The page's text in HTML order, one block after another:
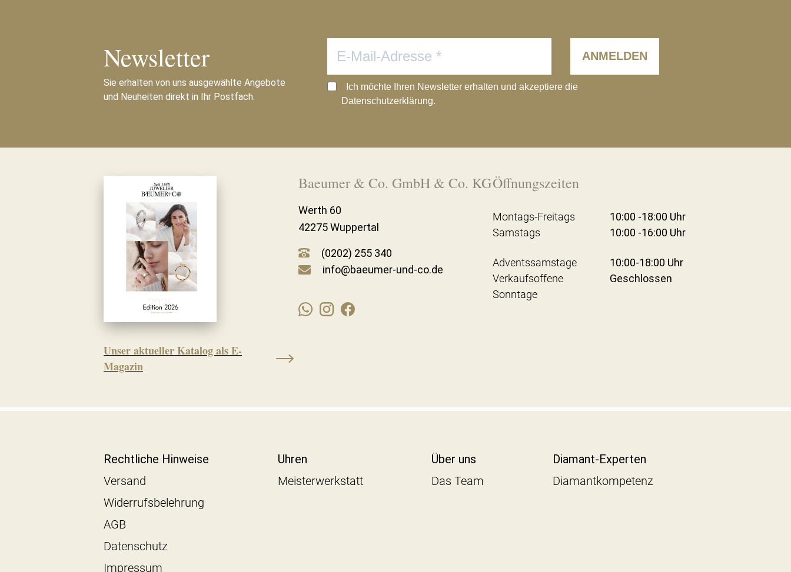
Newsletter
Sie erhalten von uns ausgewählte Angebote
und Neuheiten direkt in Ihr Postfach.
ANMELDEN
Ich möchte Ihren Newsletter erhalten und akzeptiere die
Datenschutzerklärung.
Unser aktueller Katalog als E-
Magazin
Baeumer & Co. GmbH & Co. KG
Werth 60
42275 Wuppertal
(0202) 255 340
info@baeumer-und-co.de
Öffnungszeiten
Montags-Freitags
10:00 -18:00 Uhr
Samstags
10:00 -16:00 Uhr
Adventssamstage
10:00-18:00 Uhr
Verkaufsoffene
Sonntage
Geschlossen
Rechtliche Hinweise
Versand
Widerrufsbelehrung
AGB
Datenschutz
Impressum
Uhren
Meisterwerkstatt
Über uns
Das Team
Diamant-Experten
Diamantkompetenz